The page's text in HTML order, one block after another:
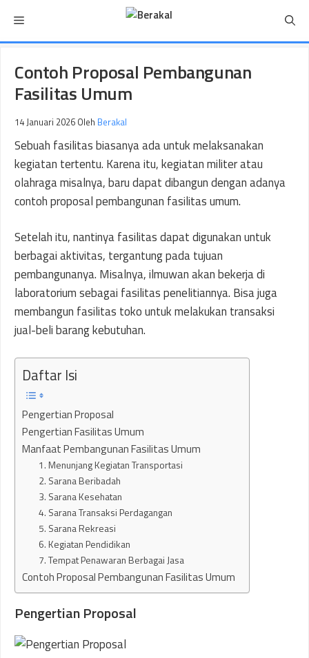
isi
Menu
Contoh Proposal Pembangunan
Fasilitas Umum
14 Januari 2026 Oleh Berakal
Sebuah fasilitas biasanya ada untuk melaksanakan
kegiatan tertentu. Karena itu, kegiatan militer atau
olahraga misalnya, baru dapat dibangun dengan adanya
contoh proposal pembangunan fasilitas umum.
Setelah itu, nantinya fasilitas dapat digunakan untuk
berbagai aktivitas, tergantung pada tujuan
pembangunanya. Misalnya, ilmuwan akan bekerja di
laboratorium sebagai fasilitas penelitiannya. Bisa juga
membangun fasilitas toko untuk melakukan transaksi
jual-beli barang kebutuhan.
Daftar Isi
Pengertian Proposal
Pengertian Fasilitas Umum
Manfaat Pembangunan Fasilitas Umum
1. Menunjang Kegiatan Transportasi
2. Sarana Beribadah
3. Sarana Kesehatan
4. Sarana Transaksi Perdagangan
5. Sarana Rekreasi
6. Kegiatan Pendidikan
7. Tempat Penawaran Berbagai Jasa
Contoh Proposal Pembangunan Fasilitas Umum
Pengertian Proposal